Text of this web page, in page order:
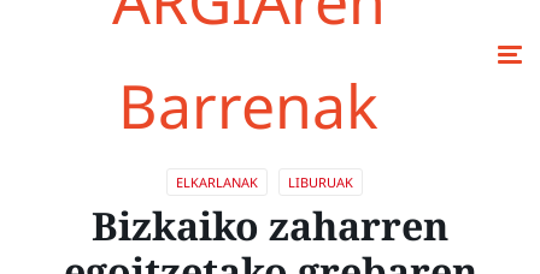
Barrenak
ELKARLANAK LIBURUAK
Bizkaiko zaharren